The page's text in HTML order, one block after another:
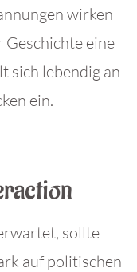
wirken
eine
sich lebendig an
ein.
sollte
auf politischen